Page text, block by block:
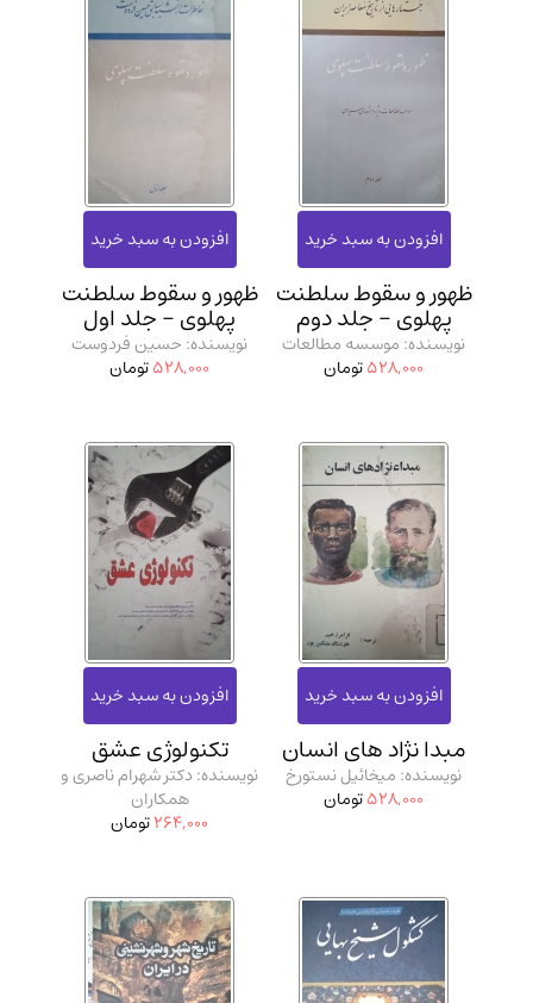
ظهور و سقوط سلطنت
پهلوی - جلد دوم
نویسنده: موسسه مطالعات
528,000تومان
ظهور و سقوط سلطنت
پهلوی - جلد اول
نویسنده: حسین فردوست
528,000تومان
مبدا نژاد های انسان
نویسنده: میخائیل نستورخ
528,000تومان
تکنولوژی عشق
نویسنده: دکتر شهرام ناصری و
همکاران
264,000تومان